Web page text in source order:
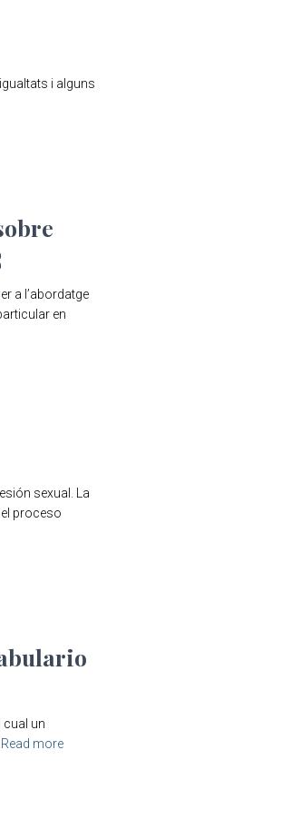
i alguns
a l’abordatge
en
sexual. La
proceso
cual un
Read more